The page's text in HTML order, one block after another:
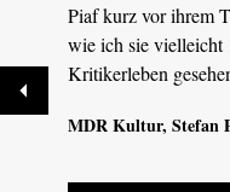
Piaf kurz vor ihrem
wie ich sie vielleicht
Kritikerleben
MDR Kultur, Stefan